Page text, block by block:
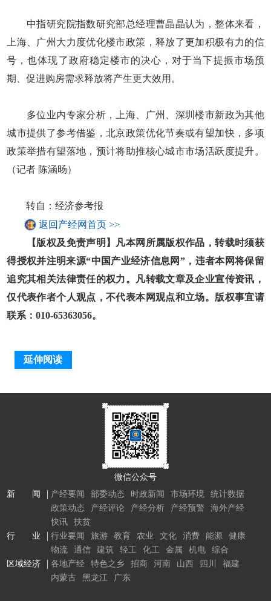
中指研究院指数研究部总经理曹晶晶认为，整体来看，
上海、广州大力度优化楼市政策，释放了更加积极有力的信
号，也体现了政府稳定楼市的决心，对于当下提振市场预
期、促进购房需求释放将产生更大效用。
多位业内专家分析，上海、广州、深圳楼市新政为其他
城市提供了参考借鉴，北京政策优化节奏或有望加快，多项
政策举措有望落地，预计将助推核心城市市场活跃度提升。
（记者 陈涵旸）
转自：经济参考报
返回产经网首页 >>
【版权及免责声明】凡本网所属版权作品，转载时须获
得授权并注明来源“中国产业经济信息网”，违者本网将保留
追究其相关法律责任的权力。凡转载文章及企业宣传资讯，
仅代表作者个人观点，不代表本网观点和立场。版权事宜请
联系：010-65363056。
延伸阅读
微信公众号
新 闻
产经要闻 部委动态 时政新闻 市场环境
统计数据
政策动态
产经评论 产经分析 产经预警
海外产经
快讯
扶贫
行 业
行业要闻 旅游 教育 农业 文化 消费 能源
健康
物流
通信 建筑 轻工 化工 金属 机电
综合
区域经济
各地产经 特色之乡 招商 河南 山西 四川
福建
内蒙古
黑龙江 广东